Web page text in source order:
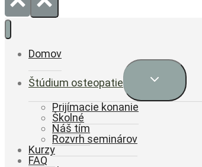
Domov
Štúdium osteopatie
Expand
Prijímacie konanie
Školné
Náš tím
Rozvrh seminárov
Kurzy
FAQ